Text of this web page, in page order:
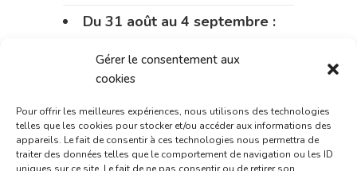
Gérer le consentement aux
cookies
Pour offrir les meilleures expériences, nous utilisons des technologies
telles que les cookies pour stocker et/ou accéder aux informations des
appareils. Le fait de consentir à ces technologies nous permettra de
traiter des données telles que le comportement de navigation ou les ID
Du 31 août au 4 septembre :
Fouillade)
pharmacie Carnus (rue Marcellin-
Fabre)